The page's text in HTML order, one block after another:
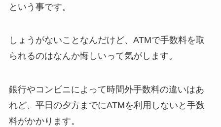
という事です。
しょうがないことなんだけど、ATMで手数料を取
られるのはなんか悔しいって気がします。
銀行やコンビニによって時間外手数料の違いはあ
れど、平日の夕方までにATMを利用しないと手数
料がかかります。